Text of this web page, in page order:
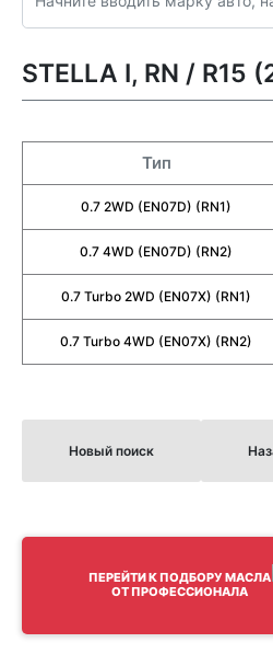
STELLA I, RN / R15
Тип
0.7 2WD (EN07D) (RN1)
0.7 4WD (EN07D) (RN2)
0.7 Turbo 2WD (EN07X) (RN1)
0.7 Turbo 4WD (EN07X) (RN2)
Новый поиск
ПЕРЕЙТИ К ПОДБОРУ МАСЛА
ОТ ПРОФЕССИОНАЛА